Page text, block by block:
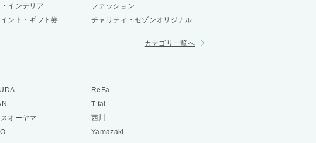
インテリア
ファッション
ント・ギフト券 チャリティ・セゾンオリジナル
カテゴリ一覧へ
ReFa
T-fal
オーヤマ
西川
Yamazaki